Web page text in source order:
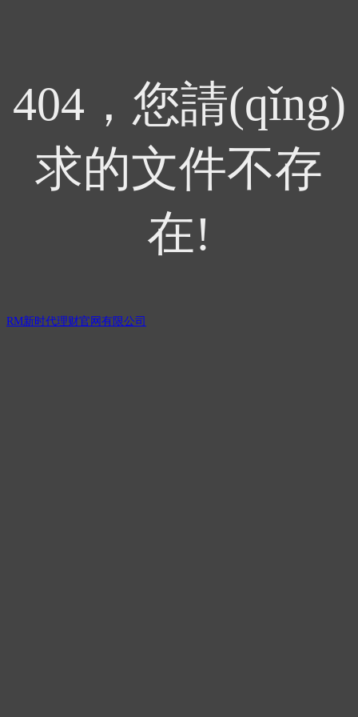
404，您請(qǐng)
求的文件不存
在!
RM新时代理财官网有限公司